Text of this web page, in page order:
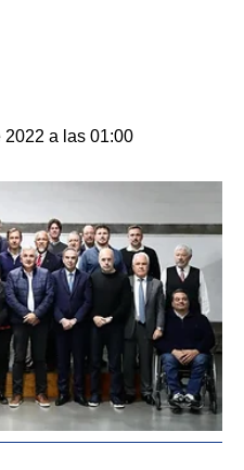
2022 a las 01:00